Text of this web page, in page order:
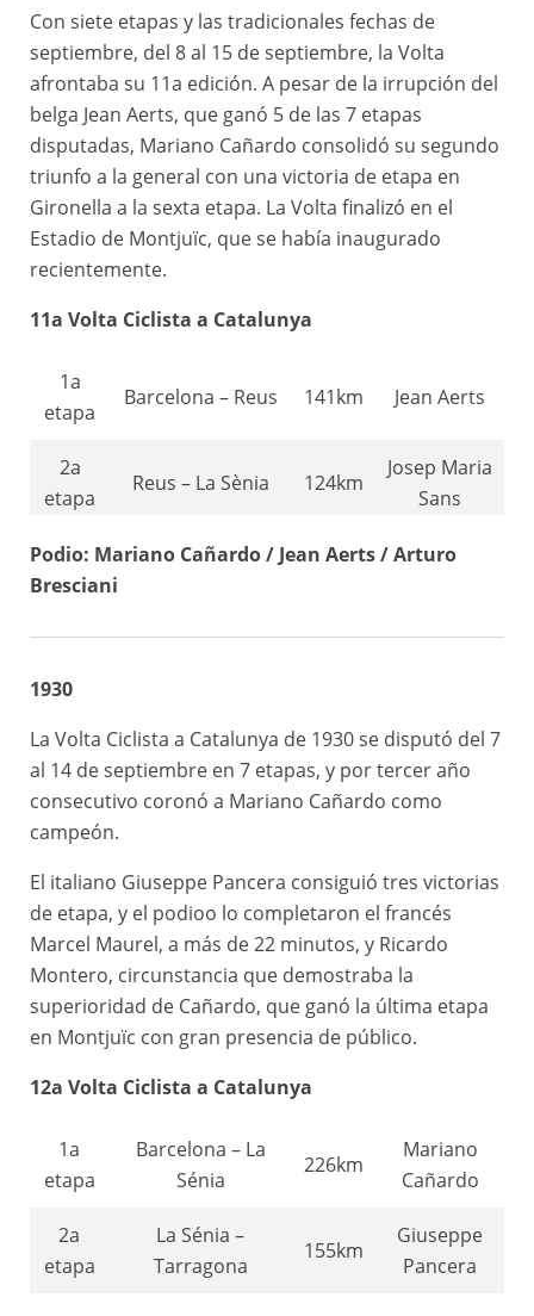
6a
etapa
Figueres –
Palafrugell
153km
Mariano
Cañardo
7a
etapa
Palafrugell –
Banyoles
72km
Cañardo
8a
etapa
Banyoles –
Gironella
153km
Valeriano
Riera
Gironella –
108km
Con siete etapas y las tradicionales fechas de
septiembre, del 8 al 15 de septiembre, la Volta
afrontaba su 11a edición. A pesar de la irrupción del
belga Jean Aerts, que ganó 5 de las 7 etapas
disputadas, Mariano Cañardo consolidó su segundo
triunfo a la general con una victoria de etapa en
Gironella a la sexta etapa. La Volta finalizó en el
Estadio de Montjuïc, que se había inaugurado
recientemente.
11a Volta Ciclista a Catalunya
1a
etapa
Barcelona – Reus 141km Jean Aerts
2a
etapa
Reus – La Sènia 124km
Josep Maria
Sans
3a
etapa
La Sènia –
214km Jean Aerts
4a
Tàrrega –
5a
etapa
Puigcerdà –
Palafrugell
204km Jean Aerts
6a
etapa
Palafrugell –
Mariano
7a
etapa
Gironella –
Barcelona
105km Jean Aerts
Podio: Mariano Cañardo / Jean Aerts / Arturo
Bresciani
1930
La Volta Ciclista a Catalunya de 1930 se disputó del 7
al 14 de septiembre en 7 etapas, y por tercer año
consecutivo coronó a Mariano Cañardo como
campeón.
El italiano Giuseppe Pancera consiguió tres victorias
de etapa, y el podioo lo completaron el francés
Marcel Maurel, a más de 22 minutos, y Ricardo
Montero, circunstancia que demostraba la
superioridad de Cañardo, que ganó la última etapa
en Montjuïc con gran presencia de público.
12a Volta Ciclista a Catalunya
1a
etapa
Barcelona – La
Sénia
226km
Mariano
Cañardo
2a
etapa
La Sénia –
Tarragona
155km
Giuseppe
Pancera